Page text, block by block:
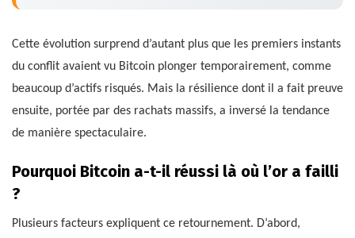
Cette évolution surprend d’autant plus que les premiers instants
du conflit avaient vu Bitcoin plonger temporairement, comme
beaucoup d’actifs risqués. Mais la résilience dont il a fait preuve
ensuite, portée par des rachats massifs, a inversé la tendance
de manière spectaculaire.
Pourquoi Bitcoin a-t-il réussi là où l’or a failli
?
Plusieurs facteurs expliquent ce retournement. D’abord,